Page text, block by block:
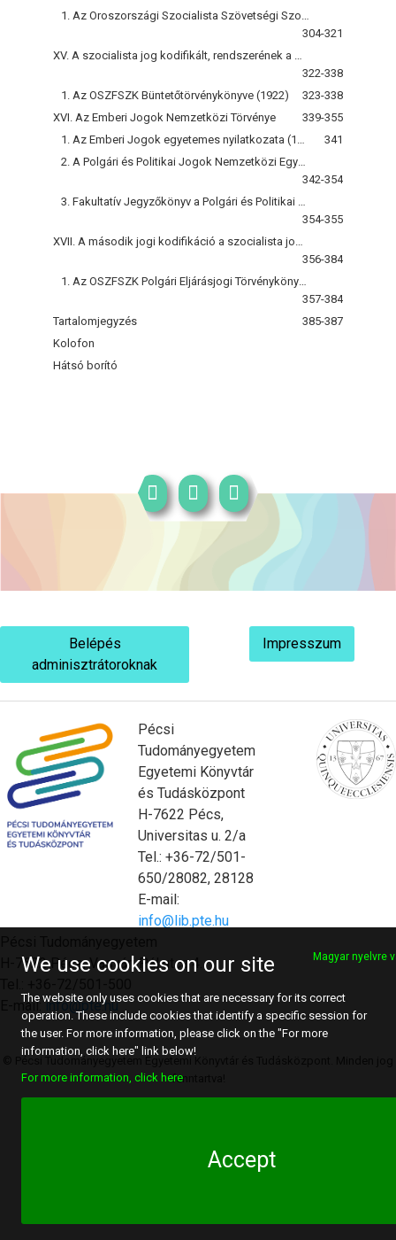
304-321
322-338
1. Az OSZFSZK Büntetőtörvénykönyve (1922)
323-338
XVI. Az Emberi Jogok Nemzetközi Törvénye
339-355
341
342-354
354-355
356-384
357-384
Tartalomjegyzés
385-387
Kolofon
Hátsó borító
Belépés
adminisztrátoroknak
Impresszum
Pécsi
Tudományegyetem
Egyetemi Könyvtár
és Tudásközpont
H-7622 Pécs,
Universitas u. 2/a
Tel.: +36-72/501-
650/28082, 28128
E-mail:
info@lib.pte.hu
H-7622 Pécs, Vasvári Pál utca 4.
E-mail:info@pte.hu
© Pécsi Tudományegyetem Egyetemi Könyvtár és Tudásközpont. Minden jog
fenntartva!
We use cookies on our site Magyar nyelvre
The website only uses cookies that are necessary for its correct
operation. These include cookies that identify a specific session for
the user. For more information, please click on the "For more
information, click here" link below!
For more information, click here
Accept